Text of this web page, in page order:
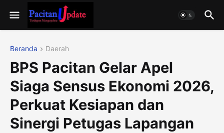
Beranda Daerah
BPS Pacitan Gelar Apel
Siaga Sensus Ekonomi 2026,
Perkuat Kesiapan dan
Sinergi Petugas Lapangan